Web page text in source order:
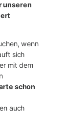
unseren
wenn
sich
mit dem
schon
auch